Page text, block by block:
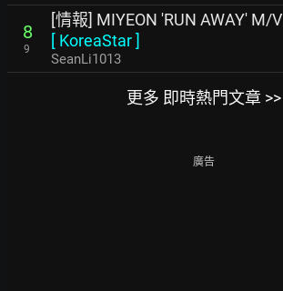
8
9
[情報] MIYEON 'RUN AWAY' M/V
[ KoreaStar]
SeanLi1013
更多 即時熱門文章 >>
廣告